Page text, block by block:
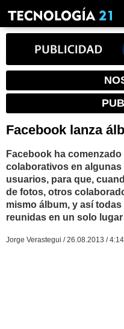
Facebook lanza
Facebook ha
colaborativos en
usuarios, para que,
de fotos, otros
mismo álbum, y así
reunidas en un solo lugar
Jorge Verastegui / 26.08.2013 /